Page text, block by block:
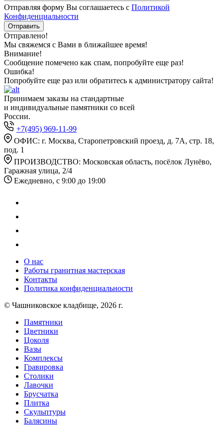
Отправляя форму Вы соглашаетесь с Политикой
Конфиденциальности
Отправлено!
Мы свяжемся с Вами в ближайшее время!
Внимание!
Сообщение помечено как спам, попробуйте еще раз!
Ошибка!
Попробуйте еще раз или обратитесь к администратору сайта!
Принимаем заказы на стандартные
и индивидуальные памятники со всей
России.
+7(495) 969-11-99
ОФИС: г. Москва, Старопетровский проезд, д. 7А, стр. 18,
под. 1
ПРОИЗВОДСТВО: Московская область, посёлок Лунёво,
Гаражная улица, 2/4
Ежедневно, с 9:00 до 19:00
О нас
Работы гранитная мастерская
Контакты
Политика конфиденциальности
© Чашниковское кладбище, 2026 г.
Памятники
Цветники
Цоколя
Вазы
Комплексы
Гравировка
Столики
Лавочки
Брусчатка
Плитка
Скульптуры
Балясины